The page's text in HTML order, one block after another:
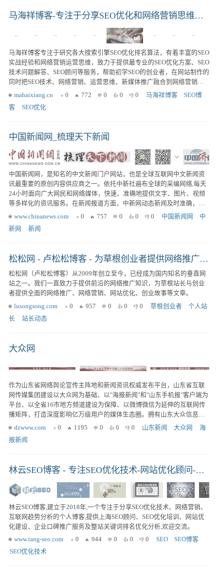
马海祥博客-专注于分享SEO优化和网络营销思维的自媒体博客
马海祥博客专注于研究各大搜索引擎SEO优化排名算法，有着丰富的SEO
实战经验和网络营销运营思维，致力于提供最专业的SEO优化方案、SEO
技术问题解答、SEO顾问等服务，帮助初学SEO的创业者，在网站制作的
同时把SEO技术、网络营销、运营思维、新媒体推广融合到网络营销
中，全方位展示给访客最新的、最有价值的信息，达到互联网信息最佳
mahaixiang.cn 0 772 0 0 0 马海祥博客
SEO博
客
SEO优化
中国新闻网_梳理天下新闻
中国新闻网，是知名的中文新闻门户网站，也是全球互联网中文新闻资
讯最重要的原创内容供应商之一。依托中新社遍布全球的采编网络,每天
24小时面向广大网民和网络媒体，快速、准确地提供文字、图片、视频
等多样化的资讯服务。在新闻报道方面，中新网动态新闻及时准确，解
释性报道角度独特，稿件被国内外网络媒体大量转载。
www.chinanews.com 0 757 0 0 0 中国新闻网
中
新网
新闻
松松网 - 卢松松博客 - 为草根创业者提供网络推广知识
松松网（卢松松博客）从2009年创立至今，已经成为国内知名的垂直网
站之一。我们一直致力于提供前沿的网络推广知识，为草根站长与创业
者提供全面的网络推广、网络营销、网站优化、创业故事等文章。
lusongsong.com
0 957 0 0 0 草根创业者
个人站
长
站长动态
大众网
作为山东省网络舆论宣传主阵地和新闻资讯权威发布平台，山东省互联
网传媒集团建设以大众网为基础、以"海报新闻"和"山东手机报"客户端为
平台、以全省16市地方频道建设为保障、以微博微信为延伸的互联网传
播矩阵，打造深度影响亿万级用户的媒体生态圈。拥有山东大众信息产
业有限公司、山东大鲁网络有限公司（鲁中网）、山东日新传媒有限责
海蓝信息科技有限公司5家子公司，16家分公司。
dzwww.com 0 1195 0 0 0 山东新闻 大众网
海
报新闻
林云SEO博客 - 专注SEO优化技术-网站优化顾问-网络营销的个人博客
林云SEO博客,建立于2018年,一个专注于分享SEO优化技术、网络营销、
互联网趋势分析的个人博客,提供上海SEO顾问、SEO优化培训、网站优
化建设、企业口碑推广服务及整站关键词排名优化分析,欢迎交流。
www.tang-seo.com
0 944 0 0 0 SEO
SEO博客
SEO优化技术